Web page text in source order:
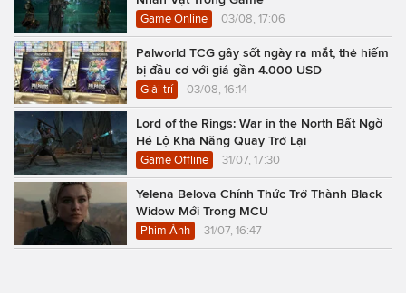
Game Online 03/08, 17:06
Palworld TCG gây sốt ngày ra mắt, thẻ hiếm
bị đầu cơ với giá gần 4.000 USD
Giải trí 03/08, 16:14
Lord of the Rings: War in the North Bất Ngờ
Hé Lộ Khả Năng Quay Trở Lại
Game Offline 31/07, 17:30
Yelena Belova Chính Thức Trở Thành Black
Widow Mới Trong MCU
Phim Ảnh 31/07, 16:47